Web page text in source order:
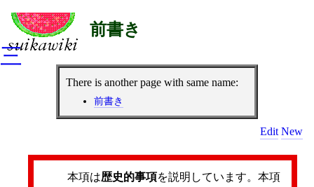
前書き
There is another page with same name:
前書き
Edit New
本項は歴史的事項を説明しています。本項
三